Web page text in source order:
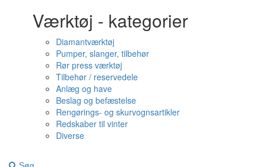
Værktøj - kategorier
Diamantværktøj
Pumper, slanger, tilbehør
Rør press værktøj
Tilbehør / reservedele
Anlæg og have
Beslag og befæstelse
Rengørings- og skurvognsartikler
Redskaber til vinter
Diverse